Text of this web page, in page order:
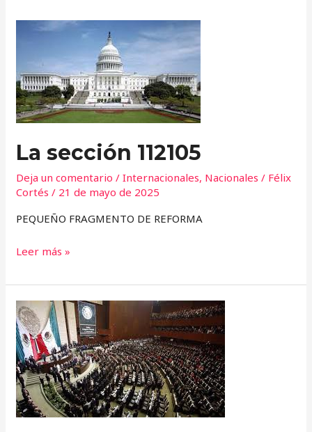
La sección 112105
Deja un comentario /Internacionales, Nacionales / Félix
Cortés/ 21 de mayo de 2025
PEQUEÑO FRAGMENTO DE REFORMA
112105
Leer más »
¿El
Congreso
Montessori?